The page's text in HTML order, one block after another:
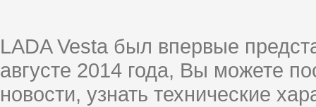
LADA Vesta был впервые
августе 2014 года, Вы можете
новости, узнать технические